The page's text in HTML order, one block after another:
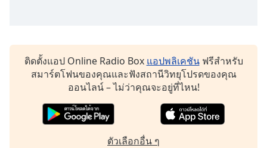
Opacity
Background
ติดตั้งแอป Online Radio Box แอปพลิเคชันฟรีสำหรับ
สมาร์ตโฟนของคุณและฟังสถานีวิทยุโปรดของคุณ
ออนไลน์ – ไม่ว่าคุณจะอยู่ที่ไหน!
ตัวเลือกอื่น ๆ